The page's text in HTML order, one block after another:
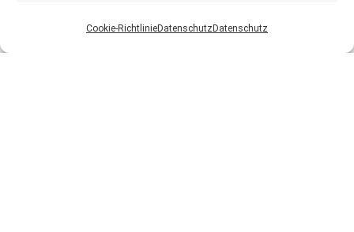
Cookie-RichtlinieDatenschutzDatenschutz